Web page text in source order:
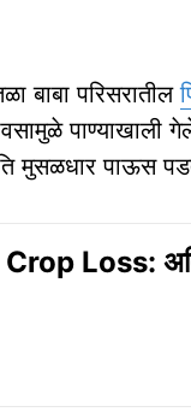
बाबा परिसरातील
मुसळधार पाऊस
Loss: